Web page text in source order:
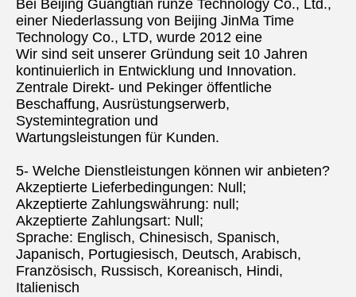
Bei Beijing Guangtian runze Technology Co., Ltd.,
einer Niederlassung von Beijing JinMa Time
Technology Co., LTD, wurde 2012 eine
Wir sind seit unserer Gründung seit 10 Jahren
kontinuierlich in Entwicklung und Innovation.
Zentrale Direkt- und Pekinger öffentliche
Beschaffung, Ausrüstungserwerb,
Systemintegration und
Wartungsleistungen für Kunden.
5- Welche Dienstleistungen können wir anbieten?
Akzeptierte Lieferbedingungen: Null;
Akzeptierte Zahlungswährung: null;
Akzeptierte Zahlungsart: Null;
Sprache: Englisch, Chinesisch, Spanisch,
Japanisch, Portugiesisch, Deutsch, Arabisch,
Französisch, Russisch, Koreanisch, Hindi,
Italienisch